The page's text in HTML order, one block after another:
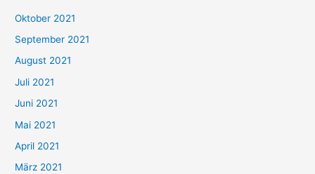
n
n
a
c
h
:
Oktober 2021
September 2021
August 2021
Juli 2021
Juni 2021
Mai 2021
April 2021
März 2021